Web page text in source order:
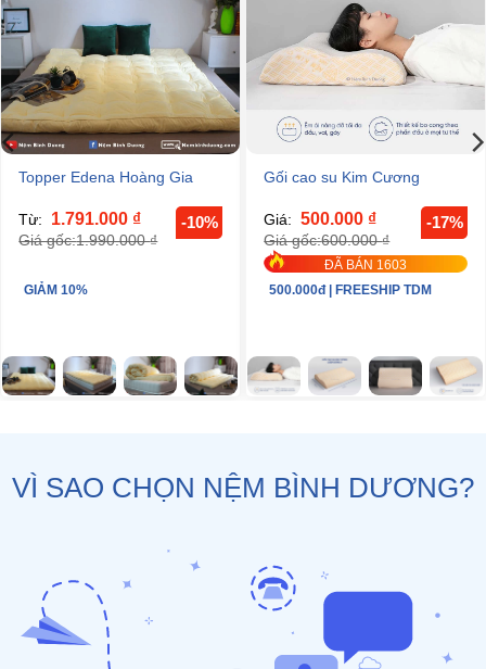
Topper Edena Hoàng Gia
Từ: 1.791.000 ₫
Giá gốc:1.990.000₫
-10%
GIẢM 10%
Gối cao su Kim Cương
Giá: 500.000 ₫
Giá gốc:600.000₫
-17%
ĐÃ BÁN 1603
500.000đ | FREESHIP TDM
VÌ SAO CHỌN NỆM BÌNH DƯƠNG?